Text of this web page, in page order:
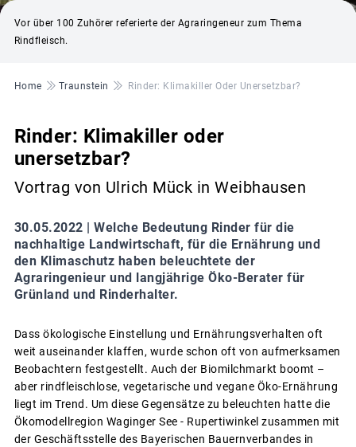
Vor über 100 Zuhörer referierte der Agraringeneur zum Thema
Rindfleisch.
Pfadnavigation
Home Traunstein Rinder: Klimakiller Oder Unersetzbar?
Rinder: Klimakiller oder
unersetzbar?
Vortrag von Ulrich Mück in Weibhausen
30.05.2022 | Welche Bedeutung Rinder für die
nachhaltige Landwirtschaft, für die Ernährung und
den Klimaschutz haben beleuchtete der
Agraringenieur und langjährige Öko-Berater für
Grünland und Rinderhalter.
Dass ökologische Einstellung und Ernährungsverhalten oft
weit auseinander klaffen, wurde schon oft von aufmerksamen
Beobachtern festgestellt. Auch der Biomilchmarkt boomt –
aber rindfleischlose, vegetarische und vegane Öko-Ernährung
liegt im Trend. Um diese Gegensätze zu beleuchten hatte die
Ökomodellregion Waginger See - Rupertiwinkel zusammen mit
der Geschäftsstelle des Bayerischen Bauernverbandes in